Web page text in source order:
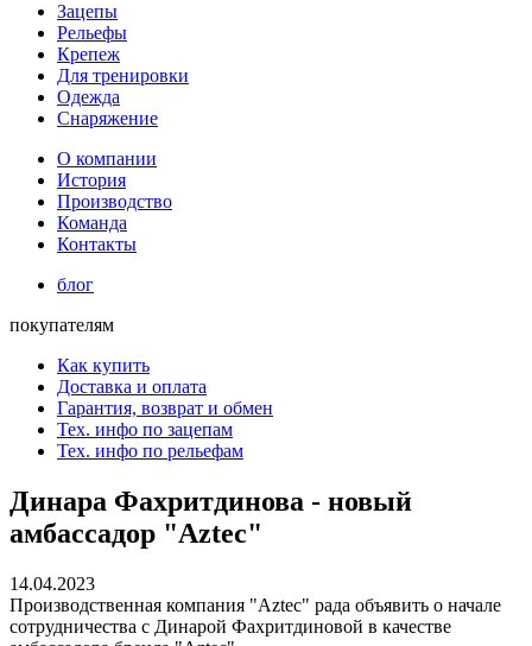
Зацепы
Рельефы
Крепеж
Для тренировки
Одежда
Снаряжение
О компании
История
Производство
Команда
Контакты
блог
покупателям
Как купить
Доставка и оплата
Гарантия, возврат и обмен
Тех. инфо по зацепам
Тех. инфо по рельефам
Динара Фахритдинова - новый
амбассадор "Aztec"
14.04.2023
Производственная компания "Aztec" рада объявить о начале
сотрудничества с Динарой Фахритдиновой в качестве